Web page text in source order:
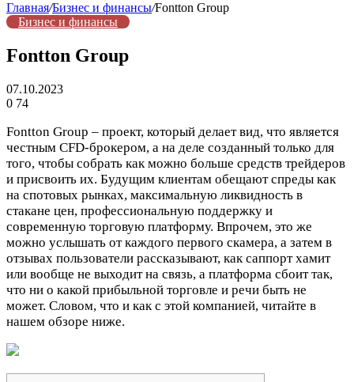
Главная/Бизнес и финансы/Fontton Group
Бизнес и финансы
Fontton Group
07.10.2023
0 74
Fontton Group – проект, который делает вид, что является
честным CFD-брокером, а на деле созданный только для
того, чтобы собрать как можно больше средств трейдеров
и присвоить их. Будущим клиентам обещают спреды как
на спотовых рынках, максимальную ликвидность в
стакане цен, профессиональную поддержку и
современную торговую платформу. Впрочем, это же
можно услышать от каждого первого скамера, а затем в
отзывах пользователи рассказывают, как саппорт хамит
или вообще не выходит на связь, а платформа сбоит так,
что ни о какой прибыльной торговле и речи быть не
может. Словом, что и как с этой компанией, читайте в
нашем обзоре ниже.